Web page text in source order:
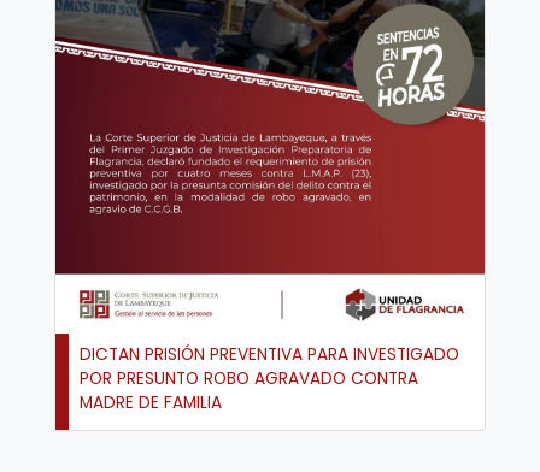
DICTAN PRISIÓN PREVENTIVA PARA INVESTIGADO
POR PRESUNTO ROBO AGRAVADO CONTRA
MADRE DE FAMILIA